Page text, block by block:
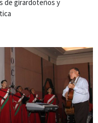
de girardoteños y